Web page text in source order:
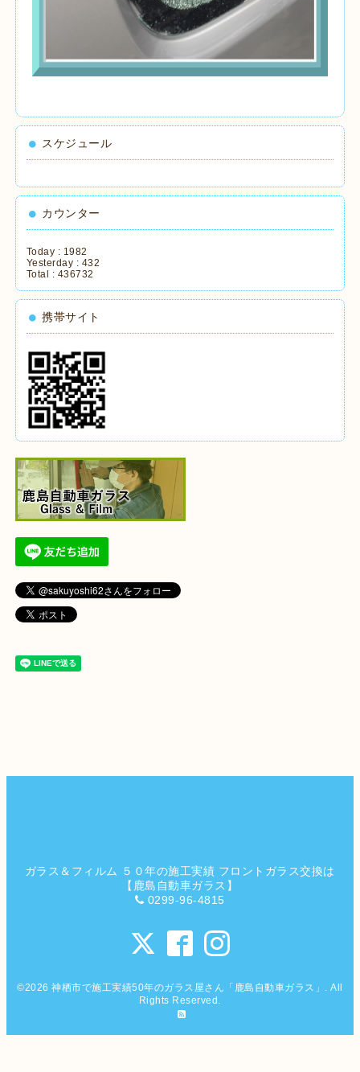
スケジュール
カウンター
Today : 1982
Yesterday : 432
Total : 436732
携帯サイト
ガラス＆フィルム ５０年の施工実績 フロントガラス交換は
【鹿島自動車ガラス】
0299-96-4815
©2026神栖市で施工実績50年のガラス屋さん「鹿島自動車ガラス」 . All
Rights Reserved.